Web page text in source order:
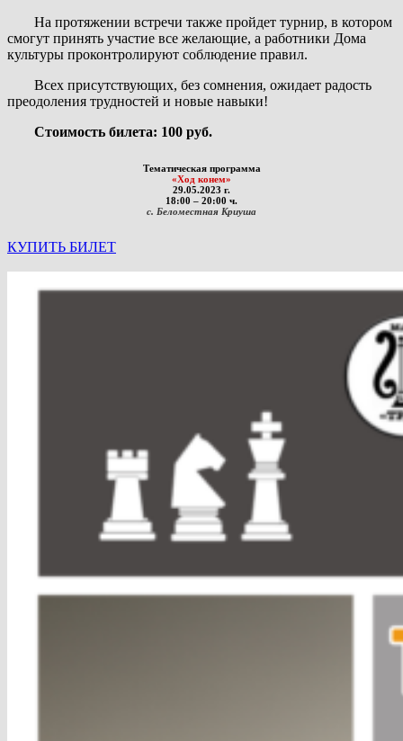
На протяжении встречи также пройдет турнир, в котором
смогут принять участие все желающие, а работники Дома
культуры проконтролируют соблюдение правил.
Всех присутствующих, без сомнения, ожидает радость
преодоления трудностей и новые навыки!
Стоимость билета: 100 руб.
Тематическая программа
«Ход конем»
29.05.2023 г.
18:00 – 20:00 ч.
с. Беломестная Криуша
КУПИТЬ БИЛЕТ